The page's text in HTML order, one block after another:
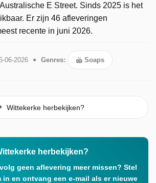
E Street. Sinds 2025 is het
Er zijn 46 afleveringen
recente in juni 2026.
06-2026 Genres: Soaps
Wittekerke herbekijken?
herbekijken?
geen aflevering meer missen? Stel
in en ontvang een e-mail als er nieuwe